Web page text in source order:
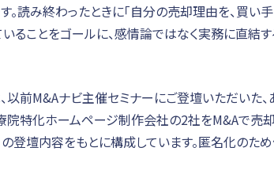
。読み終わったときに「自分の売却理由を、買い
いることをゴールに、感情論ではなく実務に直結
以前M&Aナビ主催セミナーにご登壇いただいた
院特化ホームページ制作会社の2社をM&Aで売
の登壇内容をもとに構成しています。匿名化のた